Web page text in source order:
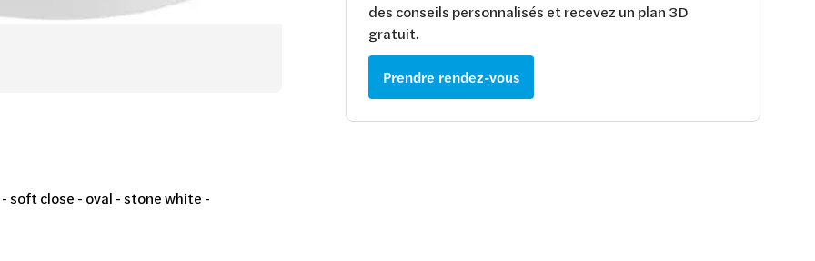
des conseils personnalisés et recevez un plan 3D
gratuit.
Prendre rendez-vous
soft close - oval - stone white -